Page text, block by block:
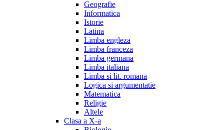
Geografie
Informatica
Istorie
Latina
Limba engleza
Limba franceza
Limba germana
Limba italiana
Limba si lit. romana
Logica si argumentatie
Matematica
Religie
Altele
Clasa a X-a